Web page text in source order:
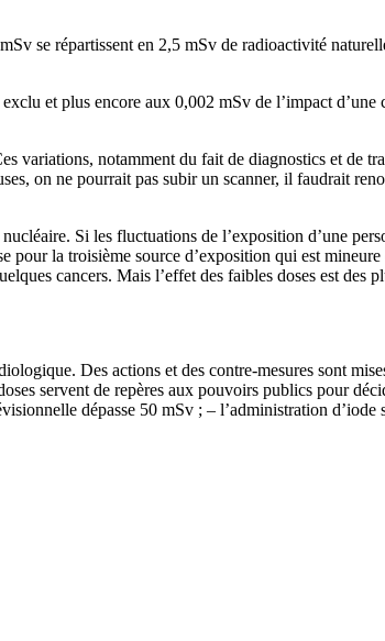
se répartissent en 2,5 mSv de radioactivité
et plus encore aux 0,002 mSv de l’impact d’une
variations, notamment du fait de diagnostics et de
on ne pourrait pas subir un scanner, il faudrait
Si les fluctuations de l’exposition d’une
la troisième source d’exposition qui est
cancers. Mais l’effet des faibles doses est des
Des actions et des contre-mesures sont
servent de repères aux pouvoirs publics pour
dépasse 50 mSv ; – l’administration